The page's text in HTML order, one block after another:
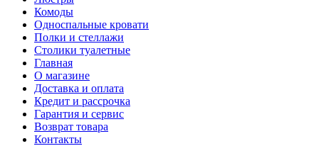
Комоды
Односпальные кровати
Полки и стеллажи
Столики туалетные
Главная
О магазине
Доставка и оплата
Кредит и рассрочка
Гарантия и сервис
Возврат товара
Контакты